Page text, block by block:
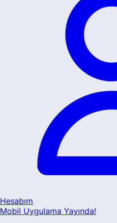
Hesabım
Mobil Uygulama Yayında!